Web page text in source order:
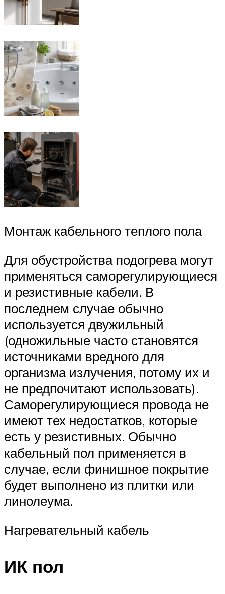
Монтаж кабельного теплого пола
Для обустройства подогрева могут
применяться саморегулирующиеся
и резистивные кабели. В
последнем случае обычно
используется двужильный
(одножильные часто становятся
источниками вредного для
организма излучения, потому их и
не предпочитают использовать).
Саморегулирующиеся провода не
имеют тех недостатков, которые
есть у резистивных. Обычно
кабельный пол применяется в
случае, если финишное покрытие
будет выполнено из плитки или
линолеума.
Нагревательный кабель
ИК пол